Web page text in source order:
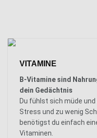
VITAMINE
B-Vitamine sind
dein Gedächtnis
Du fühlst sich müde
Stress und zu wenig
benötigst du einfach
Vitaminen.